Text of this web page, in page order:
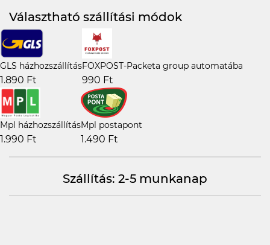
Választható szállítási módok
GLS házhozszállítás
1.890 Ft
FOXPOST-Packeta group automatába
990 Ft
Mpl házhozszállítás
1.990 Ft
Mpl postapont
1.490 Ft
Szállítás: 2-5 munkanap